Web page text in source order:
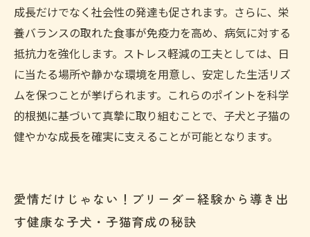
成長だけでなく社会性の発達も促されます。さらに、栄
養バランスの取れた食事が免疫力を高め、病気に対する
抵抗力を強化します。ストレス軽減の工夫としては、日
に当たる場所や静かな環境を用意し、安定した生活リズ
ムを保つことが挙げられます。これらのポイントを科学
的根拠に基づいて真摯に取り組むことで、子犬と子猫の
健やかな成長を確実に支えることが可能となります。
愛情だけじゃない！ブリーダー経験から導き出
す健康な子犬・子猫育成の秘訣